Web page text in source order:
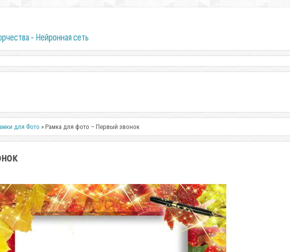
- Нейронная сеть
для Фото » Рамка для фото – Первый звонок